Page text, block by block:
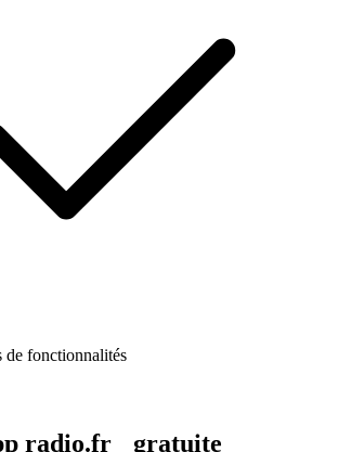
de fonctionnalités
radio.fr gratuite